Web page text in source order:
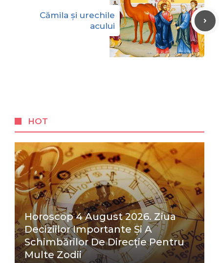
Cămila și urechile
acului
HOT
Horoscop 4 August 2026. Ziua
Deciziilor Importante Și A
Schimbărilor De Direcție Pentru
Multe Zodii